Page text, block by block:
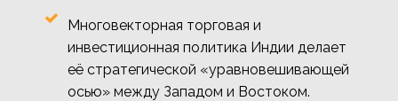
Многовекторная торговая и
инвестиционная политика Индии делает
её стратегической «уравновешивающей
осью» между Западом и Востоком.